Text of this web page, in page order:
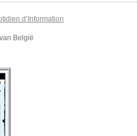
d’Information
België